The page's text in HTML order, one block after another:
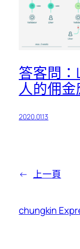
答客問
人的佣
2020.01.13
← 上一頁
chungkin